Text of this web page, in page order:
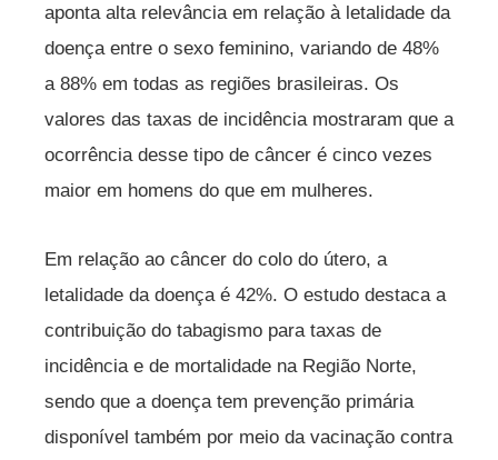
aponta alta relevância em relação à letalidade da
doença entre o sexo feminino, variando de 48%
a 88% em todas as regiões brasileiras. Os
valores das taxas de incidência mostraram que a
ocorrência desse tipo de câncer é cinco vezes
maior em homens do que em mulheres.
Em relação ao câncer do colo do útero, a
letalidade da doença é 42%. O estudo destaca a
contribuição do tabagismo para taxas de
incidência e de mortalidade na Região Norte,
sendo que a doença tem prevenção primária
disponível também por meio da vacinação contra